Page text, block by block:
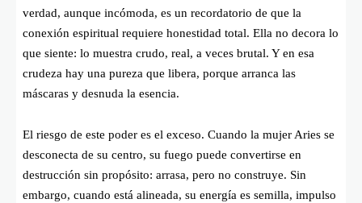
verdad, aunque incómoda, es un recordatorio de que la
conexión espiritual requiere honestidad total. Ella no decora lo
que siente: lo muestra crudo, real, a veces brutal. Y en esa
crudeza hay una pureza que libera, porque arranca las
máscaras y desnuda la esencia.
El riesgo de este poder es el exceso. Cuando la mujer Aries se
desconecta de su centro, su fuego puede convertirse en
destrucción sin propósito: arrasa, pero no construye. Sin
embargo, cuando está alineada, su energía es semilla, impulso